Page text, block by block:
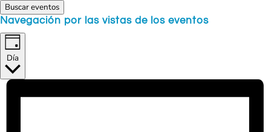
Buscar eventos
Navegación por las vistas de los eventos
Día